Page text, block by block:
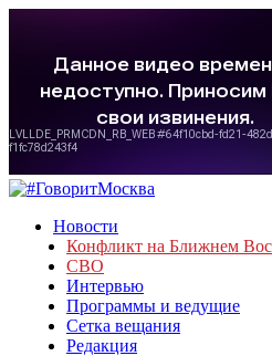
Новости
Конфликт на Ближнем
СВО
Интервью
Программы и ведущие
Сетка вещания
Редакция